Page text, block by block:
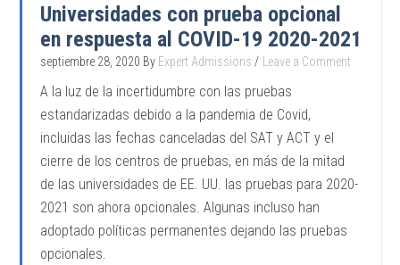
Universidades con prueba opcional
en respuesta al COVID-19 2020-2021
septiembre 28, 2020 By Expert Admissions Leave a Comment
A la luz de la incertidumbre con las pruebas
estandarizadas debido a la pandemia de Covid,
incluidas las fechas canceladas del SAT y ACT y el
cierre de los centros de pruebas, en más de la mitad
de las universidades de EE. UU. las pruebas para 2020-
2021 son ahora opcionales. Algunas incluso han
adoptado políticas permanentes dejando las pruebas
opcionales.